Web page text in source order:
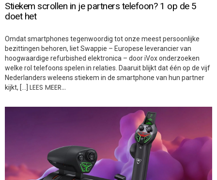
Stiekem scrollen in je partners telefoon? 1 op de 5
doet het
Omdat smartphones tegenwoordig tot onze meest persoonlijke
bezittingen behoren, liet Swappie – Europese leverancier van
hoogwaardige refurbished elektronica – door iVox onderzoeken
welke rol telefoons spelen in relaties. Daaruit blijkt dat één op de vijf
Nederlanders weleens stiekem in de smartphone van hun partner
kijkt, […] LEES MEER…